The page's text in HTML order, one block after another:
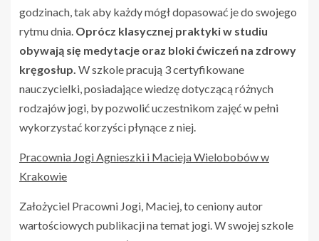
godzinach, tak aby każdy mógł dopasować je do swojego
rytmu dnia. Oprócz klasycznej praktyki w studiu
obywają się medytacje oraz bloki ćwiczeń na zdrowy
kręgosłup. W szkole pracują 3 certyfikowane
nauczycielki, posiadające wiedzę dotyczącą różnych
rodzajów jogi, by pozwolić uczestnikom zajęć w pełni
wykorzystać korzyści płynące z niej.
Pracownia Jogi Agnieszki i Macieja Wielobobów w
Krakowie
Założyciel Pracowni Jogi, Maciej, to ceniony autor
wartościowych publikacji na temat jogi. W swojej szkole